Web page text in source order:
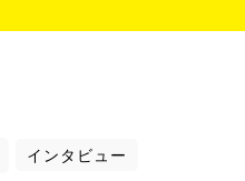
インタビュー